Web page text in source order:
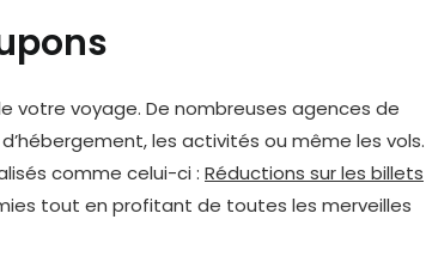
votre voyage. De nombreuses agences de
les activités ou même les vols.
comme celui-ci : Réductions sur les billets
tout en profitant de toutes les merveilles